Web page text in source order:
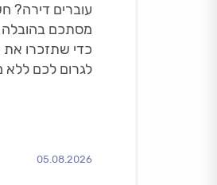
עוברים דירה?
כדי שתזכרו
לגרום לכם
05.08.2026